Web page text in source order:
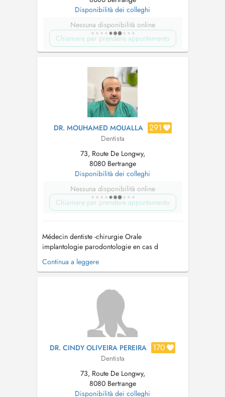
Disponibilità dei colleghi
Nessuna disponibilità online
Chiamare per prendere appuntamento
DR. MOUHAMED MOUALLA 291
Dentista
73, Route De Longwy,
8080 Bertrange
Disponibilità dei colleghi
Nessuna disponibilità online
Chiamare per prendere appuntamento
Médecin dentiste -chirurgie Orale
implantologie parodontologie en cas d
urgence contactez nous sur 00352661648295
-CES Prothèse adjointe complet Université
Endodontique,Université Paris V -DIU du
traitement odonto-stomatologique du syndrome
Continua a leggere
DR. CINDY OLIVEIRA PEREIRA 170
Dentista
73, Route De Longwy,
8080 Bertrange
Disponibilità dei colleghi